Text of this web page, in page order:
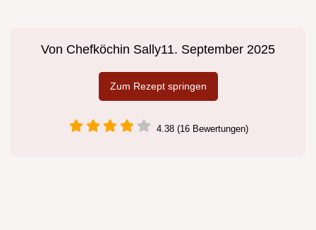
Von Chefköchin Sally11. September 2025
Zum Rezept springen
4.38 (16 Bewertungen)